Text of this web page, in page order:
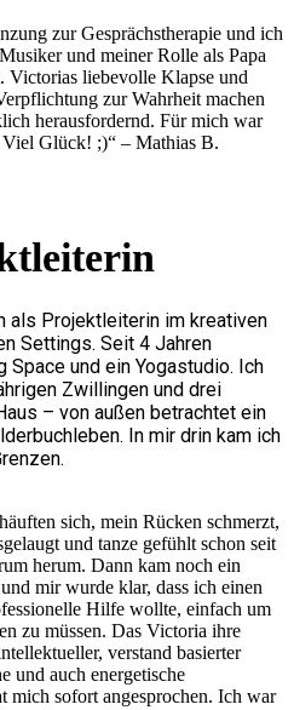
zur Gesprächstherapie und ich
und meiner Rolle als Papa
Victorias liebevolle Klapse und
zur Wahrheit machen
herausfordernd. Für mich war
Viel Glück! ;)“ – Mathias B.
als Projektleiterin im kreativen
Settings. Seit 4 Jahren
Space und ein Yogastudio. Ich
Zwillingen und drei
– von außen betrachtet ein
In mir drin kam ich
sich, mein Rücken schmerzt,
und tanze gefühlt schon seit
herum. Dann kam noch ein
mir wurde klar, dass ich einen
Hilfe wollte, einfach um
zu müssen. Das Victoria ihre
verstand basierter
und auch energetische
mich sofort angesprochen. Ich war